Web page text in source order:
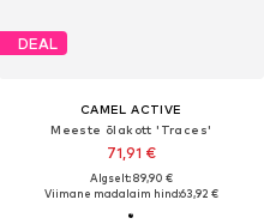
DEAL
CAMEL ACTIVE
Meeste õlakott 'Traces'
71,91 €
Algselt: 89,90 €
Viimane madalaim hind:63,92 €